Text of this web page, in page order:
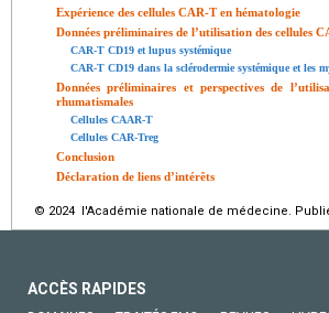
Expérience des cellules CAR-T en hématologie
Données préliminaires de l’utilisation des cellules
CAR-T CD19 et lupus systémique
CAR-T CD19 dans la sclérodermie systémique et les
Données préliminaires et perspectives de
rhumatismales
Cellules CAAR-T
Cellules CAR-Treg
Conclusion
Déclaration de liens d’intérêts
© 2024 l'Académie nationale de médecine.
ACCÈS RAPIDES